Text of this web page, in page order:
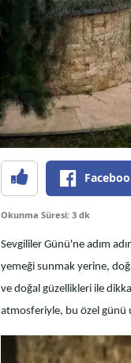
Okunma Süresi: 3 dk
Sevgililer Günü'ne adım
yemeği sunmak yerine,
ve doğal güzellikleri ile
atmosferiyle, bu özel günü